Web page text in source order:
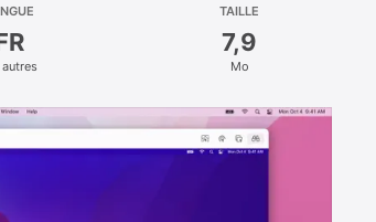
TAILLE
7,9
Mo